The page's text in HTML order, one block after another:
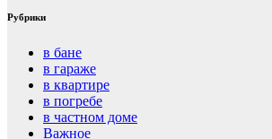
Рубрики
в бане
в гараже
в квартире
в погребе
в частном доме
Важное